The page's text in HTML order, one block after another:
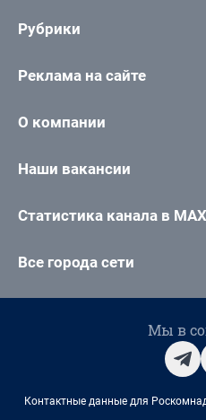
Рубрики
Реклама на сайте
О компании
Наши вакансии
Статистика канала в MAX
Все города сети
Мы в
Контактные данные для